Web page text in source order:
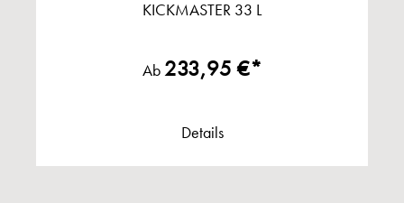
KICKMASTER 33 L
Ab233,95 €*
Details